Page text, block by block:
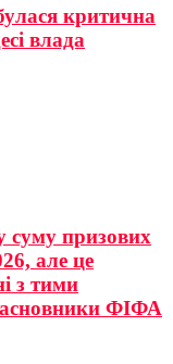
критична
влада
суму призових
але це
з тими
ФІФА